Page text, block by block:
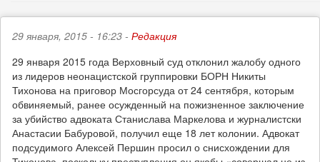
29 января, 2015 - 16:23 - Редакция
29 января 2015 года Верховный суд отклонил жалобу одного
из лидеров неонацистской группировки БОРН Никиты
Тихонова на приговор Мосгорсуда от 24 сентября, которым
обвиняемый, ранее осужденный на пожизненное заключение
за убийство адвоката Станислава Маркелова и журналистски
Анастасии Бабуровой, получил еще 18 лет колонии. Адвокат
подсудимого Алексей Першин просил о снисхождении для